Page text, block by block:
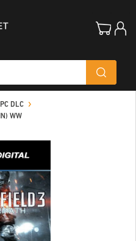
PC DLC
WW